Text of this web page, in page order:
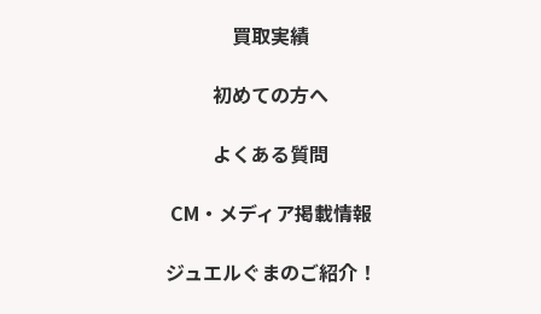
買取実績
初めての方へ
よくある質問
CM・メディア掲載情報
ジュエルぐまのご紹介！